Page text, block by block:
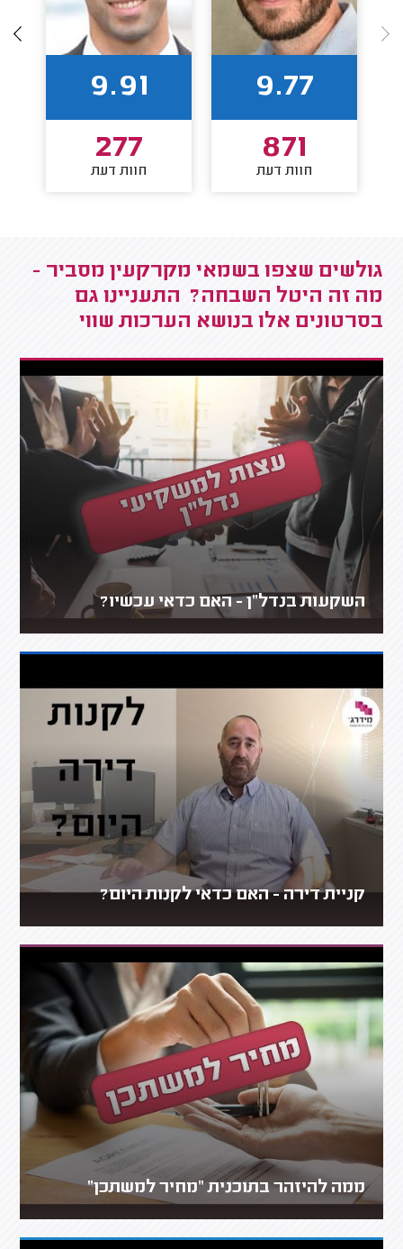
9.77
871
חוות דעת
9.91
277
חוות דעת
גולשים שצפו בשמאי מקרקעין מסביר -
מה זה היטל השבחה? התעניינו גם
בסרטונים אלו בנושא הערכות שווי
השקעות בנדל"ן - האם כדאי עכשיו?
קניית דירה - האם כדאי לקנות היום?
ממה להיזהר בתוכנית "מחיר למשתכן"